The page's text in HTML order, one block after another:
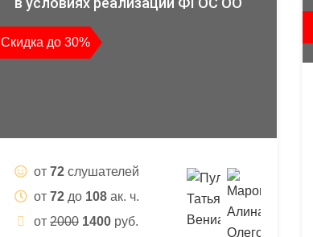
Скидка до 30%
от 72 слушателей
от 72 до 108 ак. ч.
от 2000 1400 руб.